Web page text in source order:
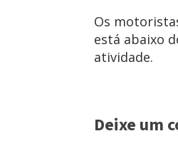
Os
está abaixo
atividade.
Deixe um